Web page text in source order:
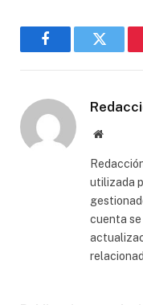
FacebookGorjeo
Sitio
utilizada
cuenta